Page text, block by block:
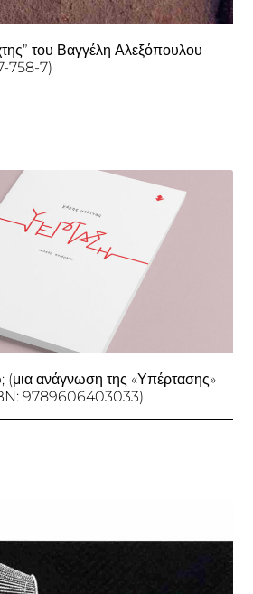
του Βαγγέλη Αλεξόπουλου
758-7)
(μια ανάγνωση της «Υπέρτασης»
9789606403033)